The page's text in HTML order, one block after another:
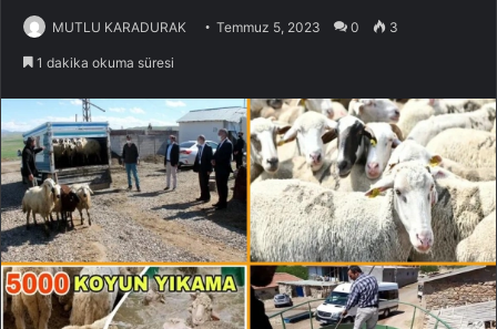
MUTLU KARADURAK Temmuz 5, 2023 0 3
1 dakika okuma süresi